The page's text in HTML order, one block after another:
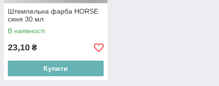
Штемпельна фарба HORSE
синя 30 мл
В наявності
23,10 ₴
Купити